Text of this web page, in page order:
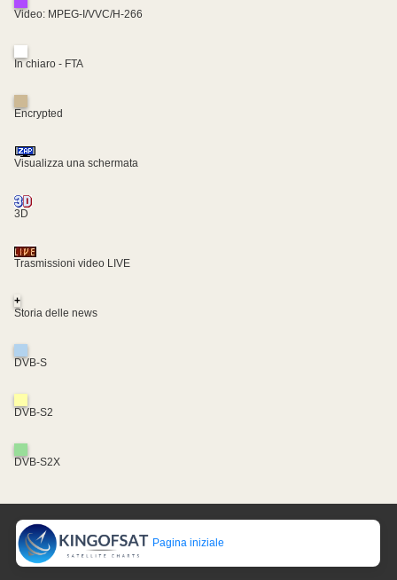
Video: MPEG-I/VVC/H-266
In chiaro - FTA
Encrypted
Visualizza una schermata
3D
Trasmissioni video LIVE
+
Storia delle news
DVB-S
DVB-S2
DVB-S2X
Pagina iniziale